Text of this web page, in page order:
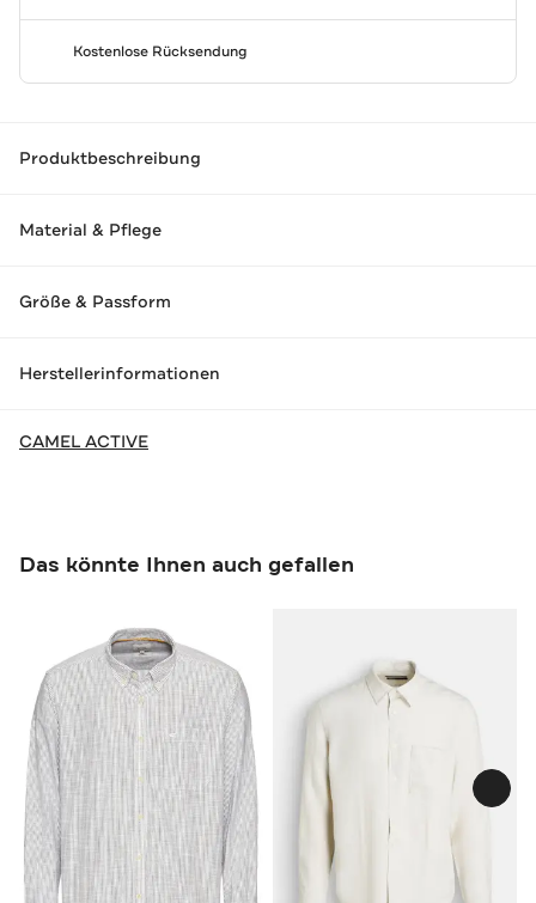
Kostenlose Rücksendung
Produktbeschreibung
Material & Pflege
Größe & Passform
Herstellerinformationen
CAMEL ACTIVE
Das könnte Ihnen auch gefallen